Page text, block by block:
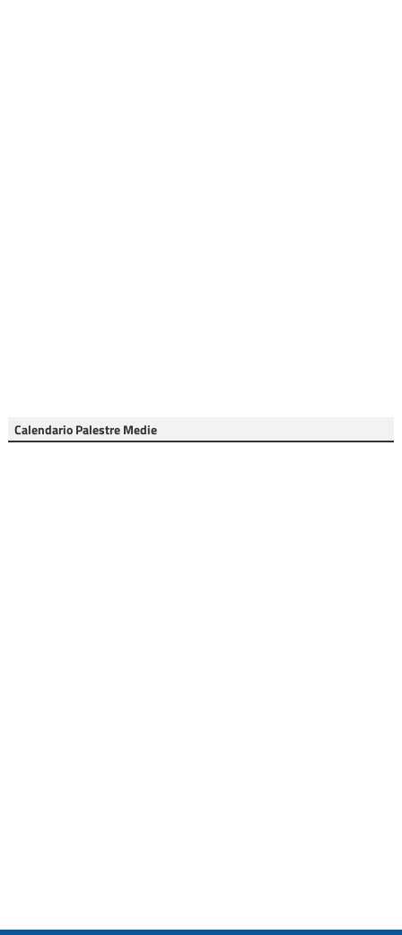
Calendario Palestre Medie